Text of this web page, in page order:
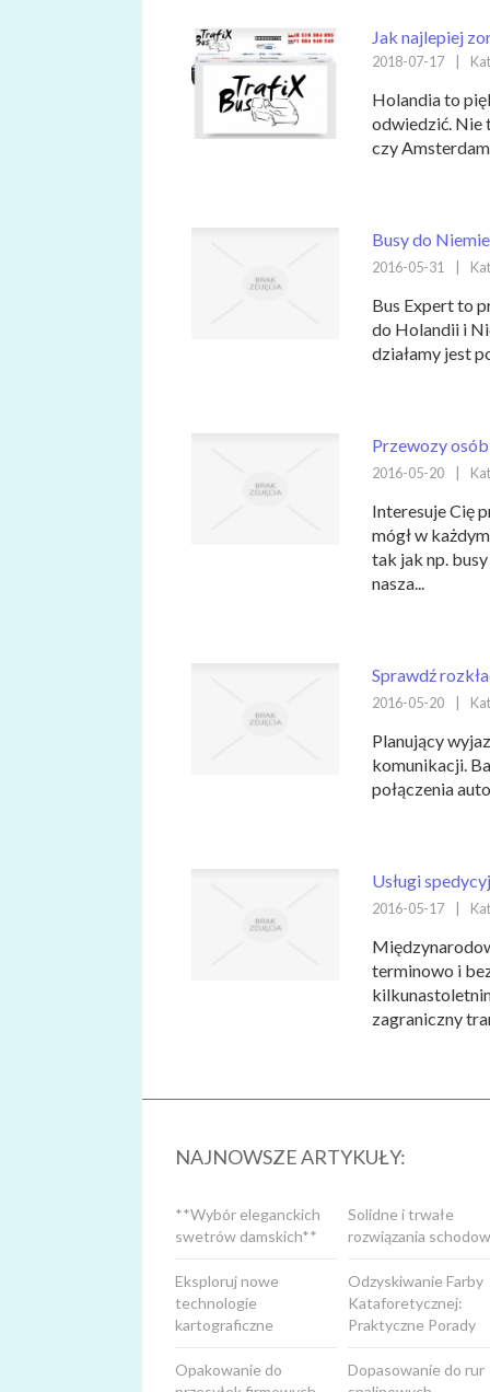
Jak najlepiej
2018-07-17
Holandia to
odwiedzić. Nie
czy
Busy do
2016-05-31
Bus Expert to
do Holandii i
działamy jest
Przewozy
2016-05-20
Interesuje Cię
mógł w
tak jak np.
nasza...
Sprawdź
2016-05-20
Planujący
komunikacji.
połączenia
Usługi
2016-05-17
terminowo i
zagraniczny
NAJNOWSZE ARTYKUŁY:
Solidne i trwałe
rozwiązania
**Wybór eleganckich
swetrów damskich**
Odzyskiwanie Farby
Kataforetycznej:
Praktyczne Porady
Eksploruj nowe
technologie
kartograficzne
Dopasowanie do rur
Opakowanie do